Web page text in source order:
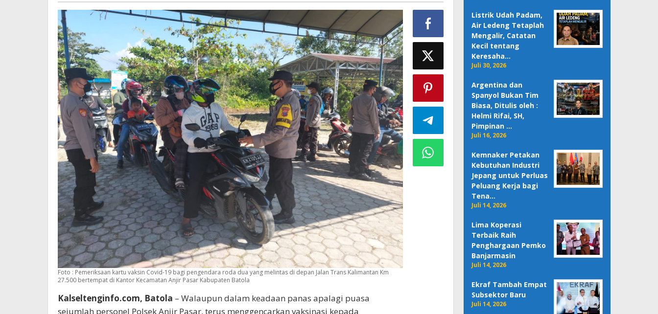
Foto : Pemeriksaan kartu vaksin Covid-19 bagi pengendara roda dua yang melintas di depan Jalan Trans Kalimantan Km
27.500 bertempat di Kantor Kecamatan Anjir Pasar Kabupaten Batola
Kalseltenginfo.com, Batola – Walaupun dalam keadaan panas apalagi puasa
sejumlah personel Polsek Anjir Pasar, terus menggencarkan vaksinasi kepada
Listrik Udah Padam,
Air Ledeng Tetaplah
Mengalir, Catatan
Kecil tentang
Keresaha…
Juli 30, 2026
Argentina dan
Spanyol Bukan Tim
Biasa, Ditulis oleh :
Helmi Rifai, SH,
Pimpinan …
Juli 16, 2026
Kemnaker Petakan
Kebutuhan Industri
Jepang untuk Perluas
Peluang Kerja bagi
Tena…
Juli 14, 2026
Lima Koperasi
Terbaik Raih
Penghargaan Pemko
Banjarmasin
Juli 14, 2026
Ekraf Tambah Empat
Subsektor Baru
Juli 14, 2026